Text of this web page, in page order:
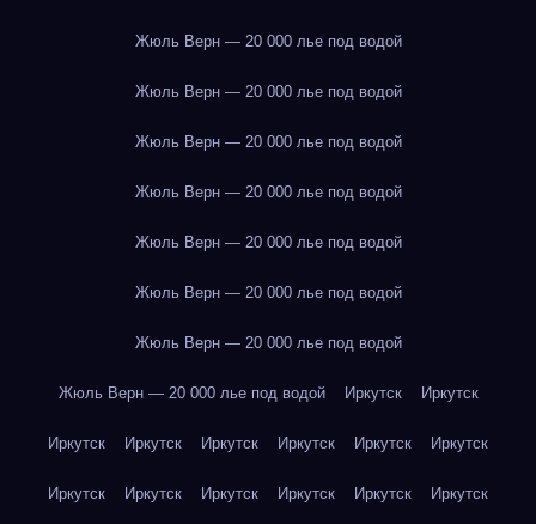
Жюль Верн — 20 000 лье под водой
Жюль Верн — 20 000 лье под водой
Жюль Верн — 20 000 лье под водой
Жюль Верн — 20 000 лье под водой
Жюль Верн — 20 000 лье под водой
Жюль Верн — 20 000 лье под водой
Жюль Верн — 20 000 лье под водой
Жюль Верн — 20 000 лье под водой Иркутск Иркутск
Иркутск Иркутск Иркутск Иркутск Иркутск Иркутск
Иркутск Иркутск Иркутск Иркутск Иркутск Иркутск